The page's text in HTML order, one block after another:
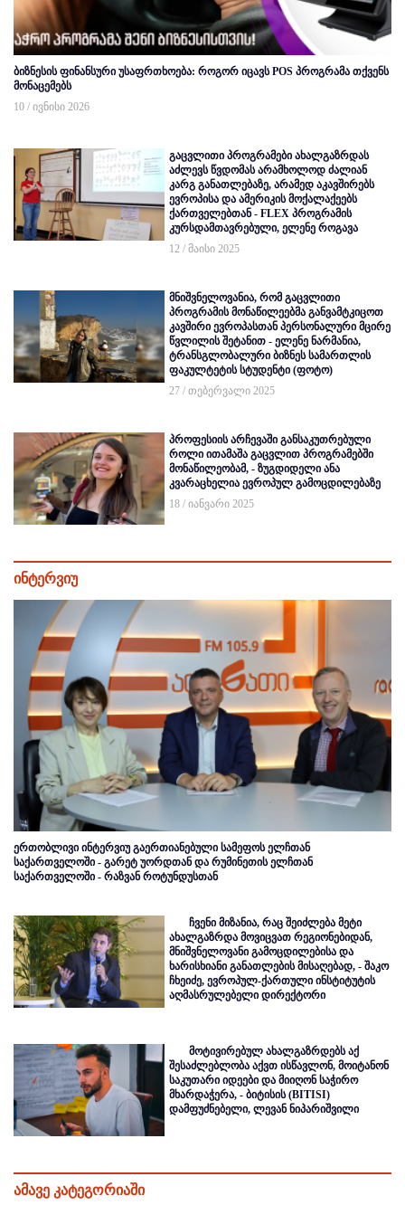
ბიზნესის ფინანსური უსაფრთხოება: როგორ იცავს POS პროგრამა თქვენს
მონაცემებს
10 / ივნისი 2026
გაცვლითი პროგრამები ახალგაზრდას
აძლევს წვდომას არამხოლოდ ძალიან
კარგ განათლებაზე, არამედ აკავშირებს
ევროპისა და ამერიკის მოქალაქეებს
ქართველებთან - FLEX პროგრამის
კურსდამთავრებული, ელენე როგავა
12 / მაისი 2025
მნიშვნელოვანია, რომ გაცვლითი
პროგრამის მონაწილეებმა განვამტკიცოთ
კავშირი ევროპასთან პერსონალური მცირე
წვლილის შეტანით - ელენე ნარმანია,
ტრანსგლობალური ბიზნეს სამართლის
ფაკულტეტის სტუდენტი (ფოტო)
27 / თებერვალი 2025
პროფესიის არჩევაში განსაკუთრებული
როლი ითამაშა გაცვლით პროგრამებში
მონაწილეობამ, - ზუგდიდელი ანა
კვარაცხელია ევროპულ გამოცდილებაზე
18 / იანვარი 2025
ინტერვიუ
ერთობლივი ინტერვიუ გაერთიანებული სამეფოს ელჩთან
საქართველოში - გარეტ უორდთან და რუმინეთის ელჩთან
საქართველოში - რაზვან როტუნდუსთან
ჩვენი მიზანია, რაც შეიძლება მეტი
ახალგაზრდა მოვიცვათ რეგიონებიდან,
მნიშვნელოვანი გამოცდილებისა და
ხარისხიანი განათლების მისაღებად, - შაკო
ჩხეიძე, ევროპულ-ქართული ინსტიტუტის
აღმასრულებელი დირექტორი
მოტივირებულ ახალგაზრდებს აქ
შესაძლებლობა აქვთ ისწავლონ, მოიტანონ
საკუთარი იდეები და მიიღონ საჭირო
მხარდაჭერა, - ბიტისის (BITISI)
დამფუძნებელი, ლევან ნიპარიშვილი
ამავე კატეგორიაში